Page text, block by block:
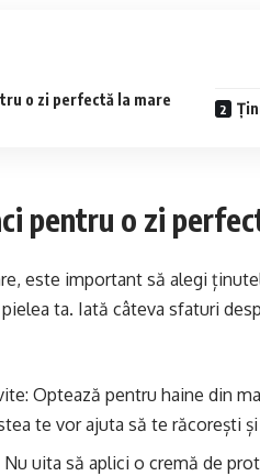
o zi perfectă la mare
pentru o zi
este important să alegi
ta. Iată câteva sfaturi
Optează pentru haine din
te vor ajuta să te răcorești
uita să aplici o cremă de